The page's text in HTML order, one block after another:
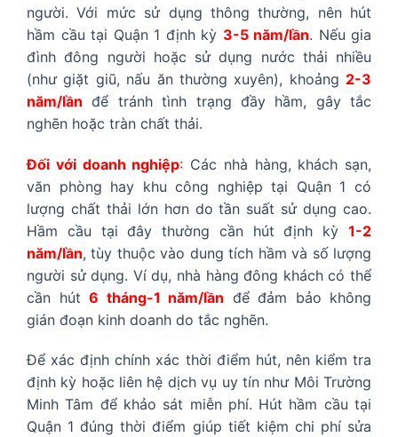
người. Với mức sử dụng thông thường, nên hút
hầm cầu tại Quận 1 định kỳ 3-5 năm/lần. Nếu gia
đình đông người hoặc sử dụng nước thải nhiều
(như giặt giũ, nấu ăn thường xuyên), khoảng 2-3
năm/lần để tránh tình trạng đầy hầm, gây tắc
nghẽn hoặc tràn chất thải.
Đối với doanh nghiệp: Các nhà hàng, khách sạn,
văn phòng hay khu công nghiệp tại Quận 1 có
lượng chất thải lớn hơn do tần suất sử dụng cao.
Hầm cầu tại đây thường cần hút định kỳ 1-2
năm/lần, tùy thuộc vào dung tích hầm và số lượng
người sử dụng. Ví dụ, nhà hàng đông khách có thể
cần hút 6 tháng-1 năm/lần để đảm bảo không
gián đoạn kinh doanh do tắc nghẽn.
Để xác định chính xác thời điểm hút, nên kiểm tra
định kỳ hoặc liên hệ dịch vụ uy tín như Môi Trường
Minh Tâm để khảo sát miễn phí. Hút hầm cầu tại
Quận 1 đúng thời điểm giúp tiết kiệm chi phí sửa